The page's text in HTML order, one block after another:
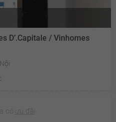
D’.Capitale / Vinhomes
có ưu đãi